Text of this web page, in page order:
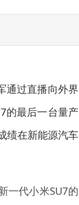
通过直播向外界
的最后一台量产
绩在新能源汽车
一代小米SU7的